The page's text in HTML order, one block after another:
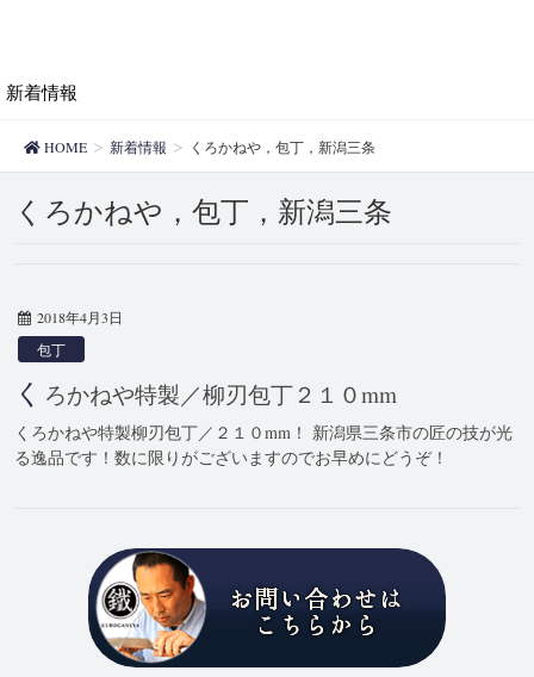
新着情報
HOME 新着情報 くろかねや，包丁，新潟三条
くろかねや，包丁，新潟三条
2018年4月3日
包丁
く ろかねや特製／柳刃包丁２１０mm
くろかねや特製柳刃包丁／２１０mm！ 新潟県三条市の匠の技が光
る逸品です！数に限りがございますのでお早めにどうぞ！